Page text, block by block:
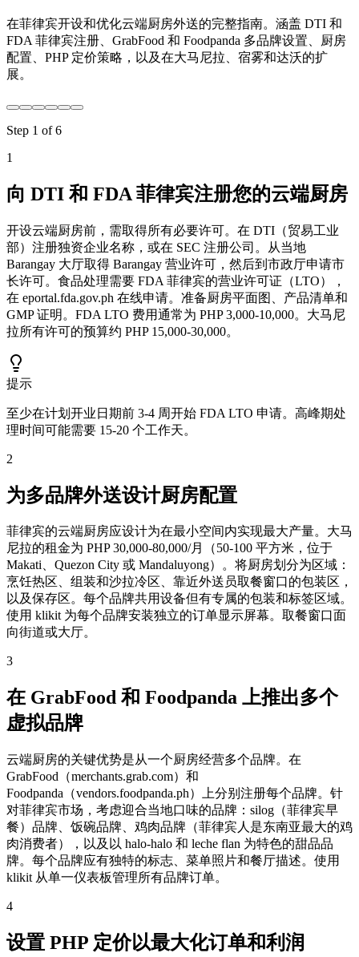
在菲律宾开设和优化云端厨房外送的完整指南。涵盖 DTI 和
FDA 菲律宾注册、GrabFood 和 Foodpanda 多品牌设置、厨房
配置、PHP 定价策略，以及在大马尼拉、宿雾和达沃的扩
展。
Step 1 of6
1
向 DTI 和 FDA 菲律宾注册您的云端厨房
开设云端厨房前，需取得所有必要许可。在 DTI（贸易工业
部）注册独资企业名称，或在 SEC 注册公司。从当地
Barangay 大厅取得 Barangay 营业许可，然后到市政厅申请市
长许可。食品处理需要 FDA 菲律宾的营业许可证（LTO），
在 eportal.fda.gov.ph 在线申请。准备厨房平面图、产品清单和
GMP 证明。FDA LTO 费用通常为 PHP 3,000-10,000。大马尼
拉所有许可的预算约 PHP 15,000-30,000。
提示
至少在计划开业日期前 3-4 周开始 FDA LTO 申请。高峰期处
理时间可能需要 15-20 个工作天。
2
为多品牌外送设计厨房配置
菲律宾的云端厨房应设计为在最小空间内实现最大产量。大马
尼拉的租金为 PHP 30,000-80,000/月（50-100 平方米，位于
Makati、Quezon City 或 Mandaluyong）。将厨房划分为区域：
烹饪热区、组装和沙拉冷区、靠近外送员取餐窗口的包装区，
以及保存区。每个品牌共用设备但有专属的包装和标签区域。
使用 klikit 为每个品牌安装独立的订单显示屏幕。取餐窗口面
向街道或大厅。
3
在 GrabFood 和 Foodpanda 上推出多个
虚拟品牌
云端厨房的关键优势是从一个厨房经营多个品牌。在
GrabFood（merchants.grab.com）和
Foodpanda（vendors.foodpanda.ph）上分别注册每个品牌。针
对菲律宾市场，考虑迎合当地口味的品牌：silog（菲律宾早
餐）品牌、饭碗品牌、鸡肉品牌（菲律宾人是东南亚最大的鸡
肉消费者），以及以 halo-halo 和 leche flan 为特色的甜品品
牌。每个品牌应有独特的标志、菜单照片和餐厅描述。使用
klikit 从单一仪表板管理所有品牌订单。
4
设置 PHP 定价以最大化订单和利润